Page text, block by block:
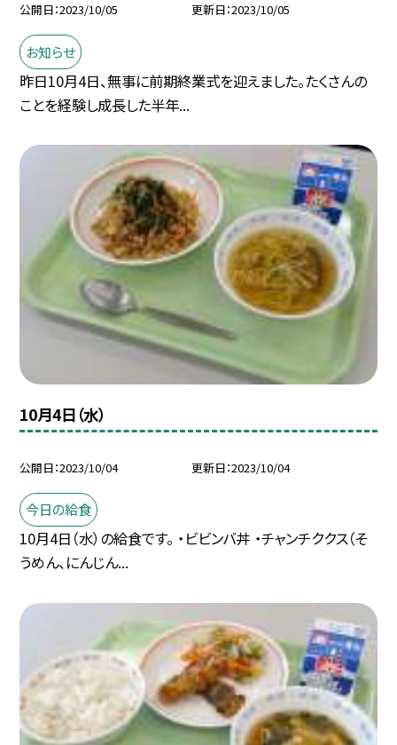
公開日 2023/10/05 更新日 2023/10/05
お知らせ
昨日10月4日、無事に前期終業式を迎えました。たくさんの
ことを経験し成長した半年...
10月4日（水）
公開日 2023/10/04 更新日 2023/10/04
今日の給食
10月4日（水）の給食です。 ・ビビンバ丼 ・チャンチククス（そ
うめん、にんじん...